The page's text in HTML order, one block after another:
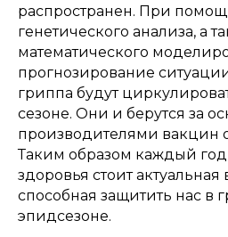
распространен. При
генетического анализа, а
математического
прогнозирование
гриппа будут
сезоне. Они и берутся за
производителями вакцин
Таким образом каждый
здоровья стоит
способная защитить нас в
эпидсезоне.